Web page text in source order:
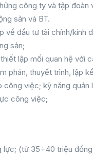
công ty và tập đoàn
sản và BT.
về đầu tư tài chính/kinh
sản;
lập mối quan hệ với
phán, thuyết trình, lập
việc; kỹ năng quản
công việc;
lực; (từ 35÷40 triệu